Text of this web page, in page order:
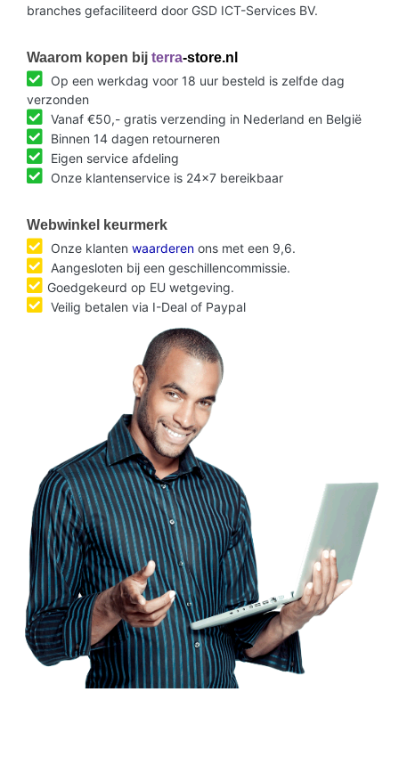
branches gefaciliteerd door GSD ICT-Services BV.
Waarom kopen bij terra-store.nl
Op een werkdag voor 18 uur besteld is zelfde dag
verzonden
Vanaf €50,- gratis verzending in Nederland en België
Binnen 14 dagen retourneren
Eigen service afdeling
Onze klantenservice is 24x7 bereikbaar
Webwinkel keurmerk
Onze klanten waarderen ons met een 9,6.
Aangesloten bij een geschillencommissie.
Goedgekeurd op EU wetgeving.
Veilig betalen via I-Deal of Paypal